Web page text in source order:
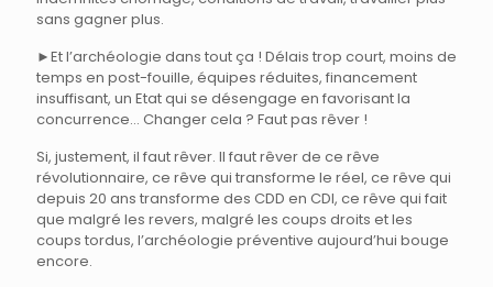
sans gagner plus.
►Et l’archéologie dans tout ça ! Délais trop court, moins de
temps en post-fouille, équipes réduites, financement
insuffisant, un Etat qui se désengage en favorisant la
concurrence… Changer cela ? Faut pas rêver !
Si, justement, il faut rêver. Il faut rêver de ce rêve
révolutionnaire, ce rêve qui transforme le réel, ce rêve qui
depuis 20 ans transforme des CDD en CDI, ce rêve qui fait
que malgré les revers, malgré les coups droits et les
coups tordus, l’archéologie préventive aujourd’hui bouge
encore.